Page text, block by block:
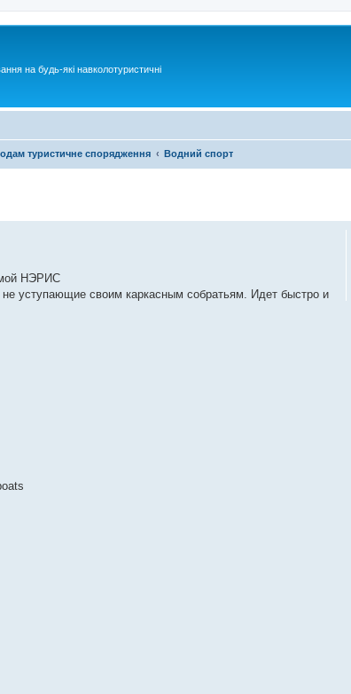
на будь-які навколотуристичні
туристичне спорядження Водний спорт
НЭРИС
уступающие своим каркасным собратьям. Идет быстро и